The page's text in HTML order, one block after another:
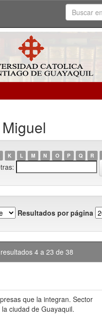
K L M N O P Q R
Resultados por página
4 a 23 de 38
que la integran. Sector
ciudad de Guayaquil.